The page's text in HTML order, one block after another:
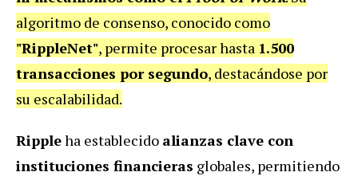
algoritmo de consenso, conocido como
"RippleNet", permite procesar hasta 1.500
transacciones por segundo, destacándose por
su escalabilidad.
Rippleha establecido alianzas clave con
instituciones financieras globales, permitiendo